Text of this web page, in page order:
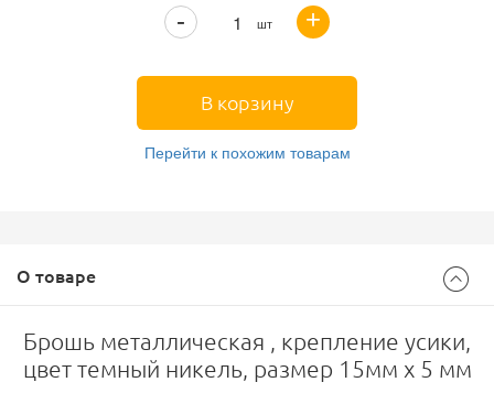
шт +
-
В корзину
Перейти к похожим товарам
О товаре
Брошь металлическая , крепление усики,
цвет темный никель, размер 15мм х 5 мм